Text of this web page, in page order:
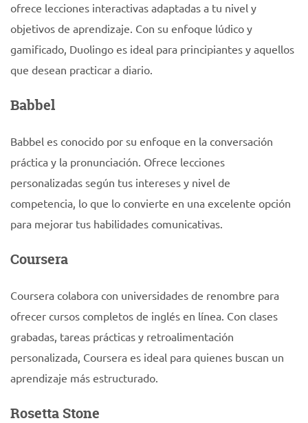
ofrece lecciones interactivas adaptadas a tu nivel y
objetivos de aprendizaje. Con su enfoque lúdico y
gamificado, Duolingo es ideal para principiantes y aquellos
que desean practicar a diario.
Babbel
Babbel es conocido por su enfoque en la conversación
práctica y la pronunciación. Ofrece lecciones
personalizadas según tus intereses y nivel de
competencia, lo que lo convierte en una excelente opción
para mejorar tus habilidades comunicativas.
Coursera
Coursera colabora con universidades de renombre para
ofrecer cursos completos de inglés en línea. Con clases
grabadas, tareas prácticas y retroalimentación
personalizada, Coursera es ideal para quienes buscan un
aprendizaje más estructurado.
Rosetta Stone